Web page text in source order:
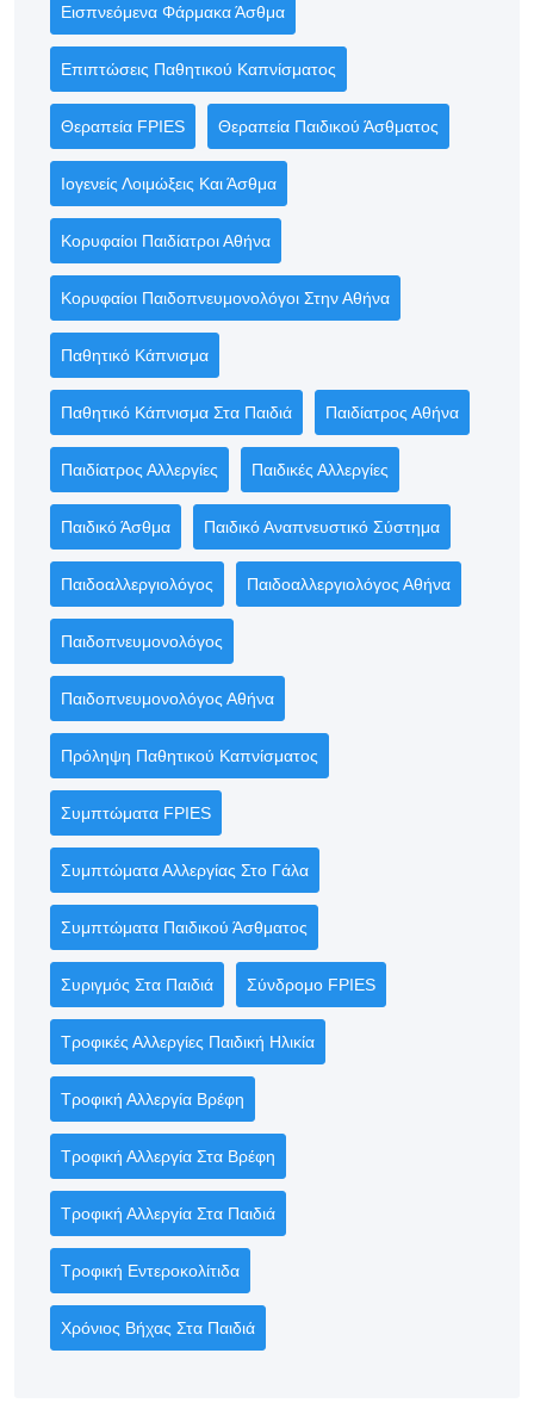
Εισπνεόμενα Φάρμακα Άσθμα
Επιπτώσεις Παθητικού Καπνίσματος
Θεραπεία FPIES Θεραπεία Παιδικού Άσθματος
Ιογενείς Λοιμώξεις Και Άσθμα
Κορυφαίοι Παιδίατροι Αθήνα
Κορυφαίοι Παιδοπνευμονολόγοι Στην Αθήνα
Παθητικό Κάπνισμα
Παθητικό Κάπνισμα Στα Παιδιά Παιδίατρος Αθήνα
Παιδίατρος Αλλεργίες Παιδικές Αλλεργίες
Παιδικό Άσθμα Παιδικό Αναπνευστικό Σύστημα
Παιδοαλλεργιολόγος Παιδοαλλεργιολόγος Αθήνα
Παιδοπνευμονολόγος
Παιδοπνευμονολόγος Αθήνα
Πρόληψη Παθητικού Καπνίσματος
Συμπτώματα FPIES
Συμπτώματα Αλλεργίας Στο Γάλα
Συμπτώματα Παιδικού Άσθματος
Συριγμός Στα Παιδιά Σύνδρομο FPIES
Τροφικές Αλλεργίες Παιδική Ηλικία
Τροφική Αλλεργία Βρέφη
Τροφική Αλλεργία Στα Βρέφη
Τροφική Αλλεργία Στα Παιδιά
Τροφική Εντεροκολίτιδα
Χρόνιος Βήχας Στα Παιδιά